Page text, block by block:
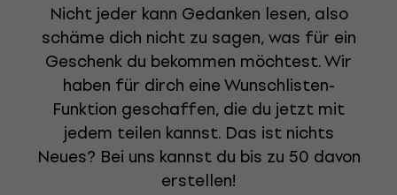
Nicht jeder kann Gedanken lesen, also
schäme dich nicht zu sagen, was für ein
Geschenk du bekommen möchtest. Wir
haben für dirch eine Wunschlisten-
Funktion geschaffen, die du jetzt mit
jedem teilen kannst. Das ist nichts
Neues? Bei uns kannst du bis zu 50 davon
erstellen!